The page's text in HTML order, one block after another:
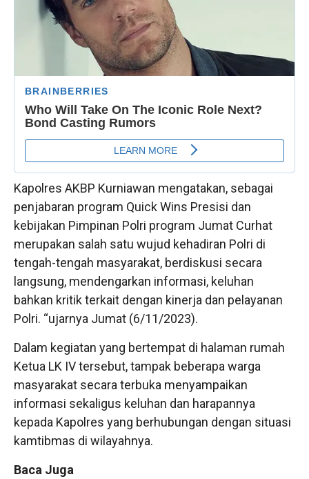
Kapolres AKBP Kurniawan mengatakan, sebagai
penjabaran program Quick Wins Presisi dan
kebijakan Pimpinan Polri program Jumat Curhat
merupakan salah satu wujud kehadiran Polri di
tengah-tengah masyarakat, berdiskusi secara
langsung, mendengarkan informasi, keluhan
bahkan kritik terkait dengan kinerja dan pelayanan
Polri. “ujarnya Jumat (6/11/2023).
Dalam kegiatan yang bertempat di halaman rumah
Ketua LK IV tersebut, tampak beberapa warga
masyarakat secara terbuka menyampaikan
informasi sekaligus keluhan dan harapannya
kepada Kapolres yang berhubungan dengan situasi
kamtibmas di wilayahnya.
Baca Juga